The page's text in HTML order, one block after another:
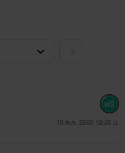
10 ต.ค. 2560 12:25 น.